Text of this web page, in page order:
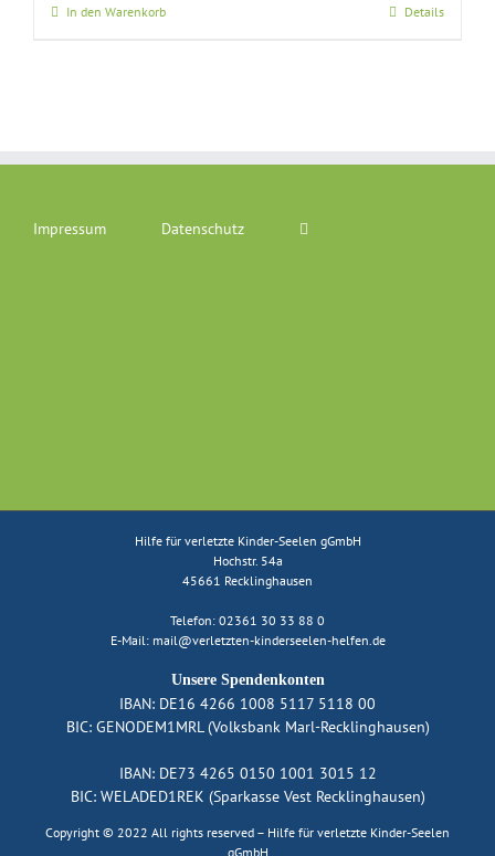
In den Warenkorb Details
Impressum Datenschutz
Hilfe für verletzte Kinder-Seelen gGmbH
Hochstr. 54a
45661 Recklinghausen
Telefon: 02361 30 33 88 0
E-Mail: mail@verletzten-kinderseelen-helfen.de
Unsere Spendenkonten
IBAN: DE16 4266 1008 5117 5118 00
BIC: GENODEM1MRL (Volksbank Marl-Recklinghausen)
IBAN: DE73 4265 0150 1001 3015 12
BIC: WELADED1REK (Sparkasse Vest Recklinghausen)
Copyright © 2022 All rights reserved – Hilfe für verletzte Kinder-Seelen
gGmbH